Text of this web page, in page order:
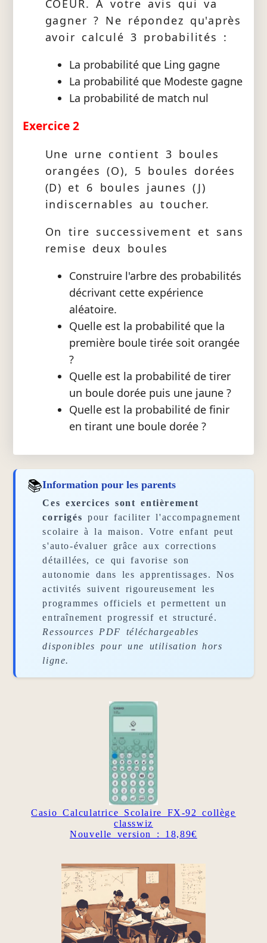
COEUR. A votre avis qui va
gagner ? Ne répondez qu'après
avoir calculé 3 probabilités :
La probabilité que Ling gagne
La probabilité que Modeste gagne
La probabilité de match nul
Exercice 2
Une urne contient 3 boules
orangées (O), 5 boules dorées
(D) et 6 boules jaunes (J)
indiscernables au toucher.
On tire successivement et sans
remise deux boules
Construire l'arbre des probabilités
décrivant cette expérience
aléatoire.
Quelle est la probabilité que la
première boule tirée soit orangée
?
Quelle est la probabilité de tirer
un boule dorée puis une jaune ?
Quelle est la probabilité de finir
en tirant une boule dorée ?
📚Information pour les parents
Ces exercices sont entièrement
corrigés pour faciliter l'accompagnement
scolaire à la maison. Votre enfant peut
s'auto-évaluer grâce aux corrections
détaillées, ce qui favorise son
autonomie dans les apprentissages. Nos
activités suivent rigoureusement les
programmes officiels et permettent un
entraînement progressif et structuré.
Ressources PDF téléchargeables
disponibles pour une utilisation hors
ligne.
Casio Calculatrice Scolaire FX-92 collège
classwiz
Nouvelle version : 18,89€